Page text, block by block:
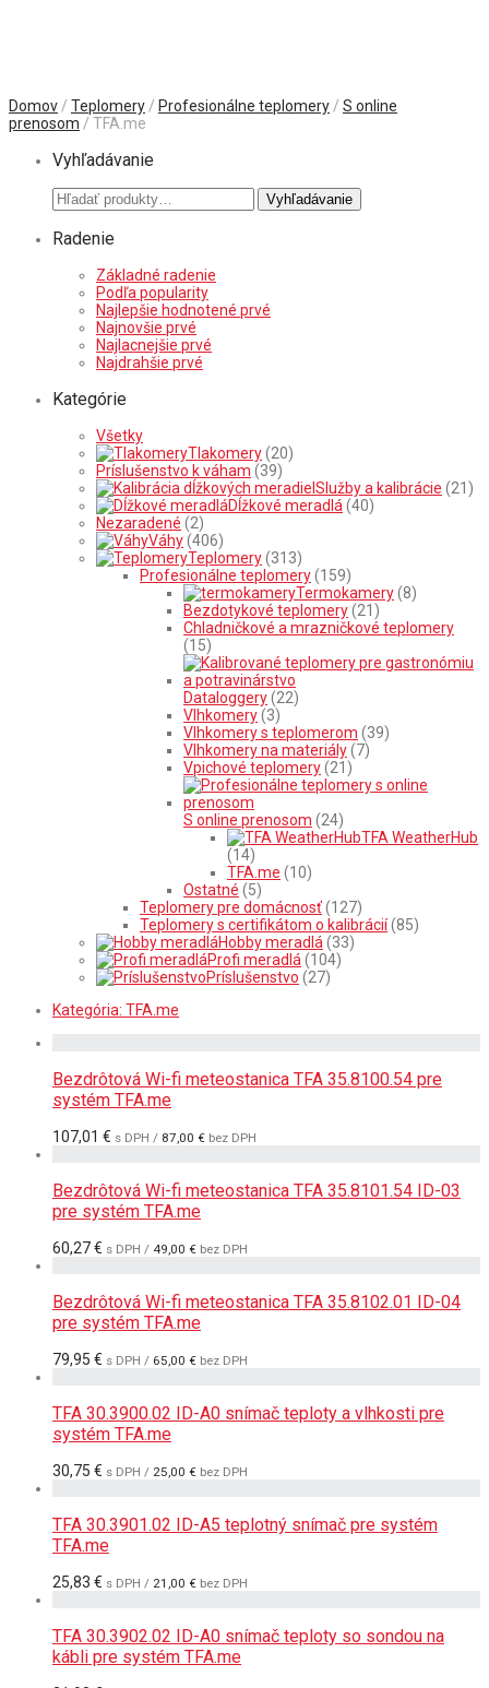
Domov / Teplomery / Profesionálne teplomery / S online
prenosom / TFA.me
Vyhľadávanie
Hľadať: Vyhľadávanie
Radenie
Základné radenie
Podľa popularity
Najlepšie hodnotené prvé
Najnovšie prvé
Najlacnejšie prvé
Najdrahšie prvé
Kategórie
Všetky
Tlakomery(20)
Príslušenstvo k váham (39)
Služby a kalibrácie (21)
Dĺžkové meradlá (40)
Nezaradené (2)
Váhy(406)
Teplomery(313)
Profesionálne teplomery(159)
Termokamery(8)
Bezdotykové teplomery(21)
Chladničkové a mrazničkové teplomery
(15)
Dataloggery(22)
Vlhkomery(3)
Vlhkomery s teplomerom (39)
Vlhkomery na materiály(7)
Vpichové teplomery(21)
S online prenosom (24)
TFA WeatherHub
(14)
TFA.me (10)
Ostatné (5)
Teplomery pre domácnosť(127)
Teplomery s certifikátom o kalibrácií(85)
Hobby meradlá (33)
Profi meradlá (104)
Príslušenstvo (27)
Kategória: TFA.me
Bezdrôtová Wi-fi meteostanica TFA 35.8100.54 pre
systém TFA.me
107,01 € s DPH / 87,00 € bez DPH
Bezdrôtová Wi-fi meteostanica TFA 35.8101.54 ID-03
pre systém TFA.me
60,27€ s DPH / 49,00 € bez DPH
Bezdrôtová Wi-fi meteostanica TFA 35.8102.01 ID-04
pre systém TFA.me
79,95 € s DPH / 65,00 € bez DPH
TFA 30.3900.02 ID-A0 snímač teploty a vlhkosti pre
systém TFA.me
30,75 € s DPH / 25,00 € bez DPH
TFA 30.3901.02 ID-A5 teplotný snímač pre systém
TFA.me
25,83 € s DPH / 21,00 € bez DPH
TFA 30.3902.02 ID-A0 snímač teploty so sondou na
kábli pre systém TFA.me